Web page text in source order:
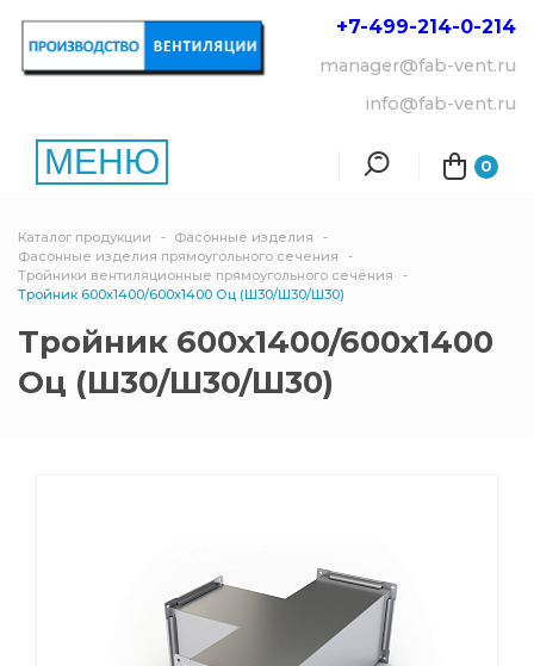
МЕНЮ 0
+7-499-214-0-214
manager@fab-vent.ru
info@fab-vent.ru
Каталог продукции
Фасонные изделия
Фасонные изделия прямоугольного сечения
Тройники вентиляционные прямоугольного сечения
Тройник 600х1400/600х1400 Оц (Ш30/Ш30/Ш30)
Тройник 600х1400/600х1400
Оц (Ш30/Ш30/Ш30)